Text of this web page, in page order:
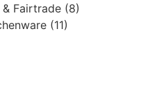
Fairtrade (8)
(11)